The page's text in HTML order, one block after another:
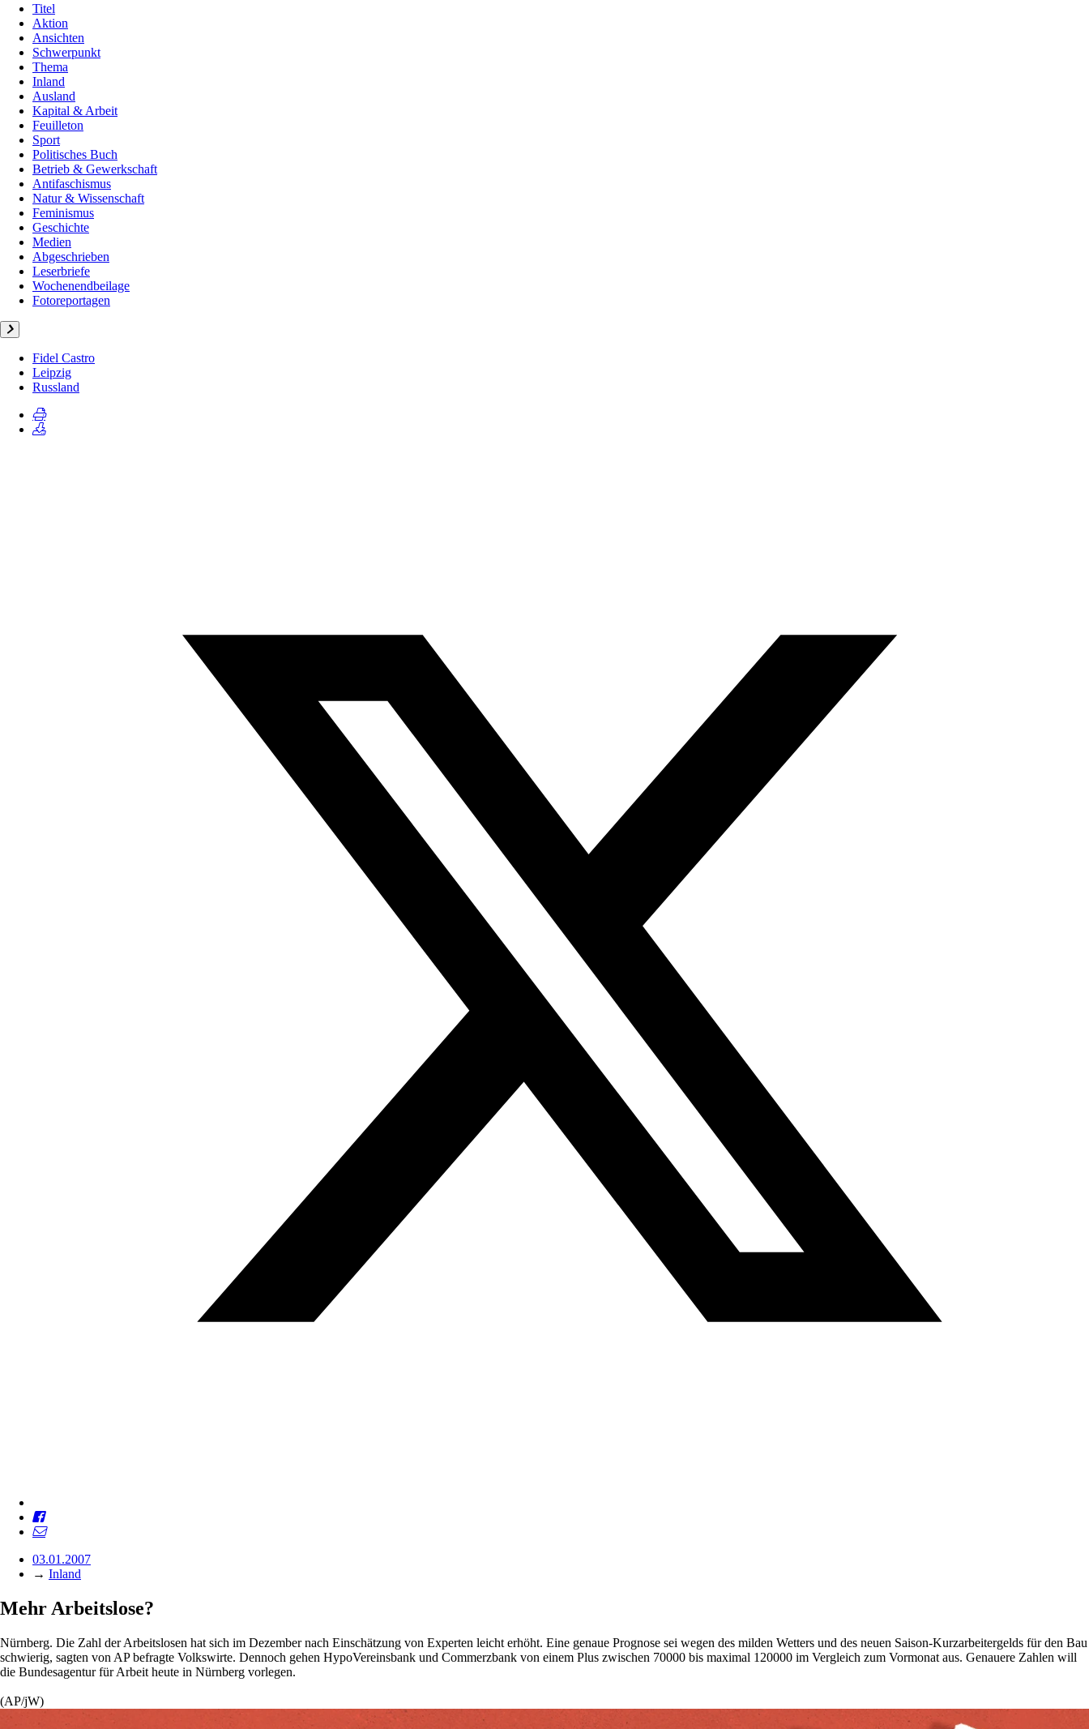
Titel
Aktion
Ansichten
Schwerpunkt
Thema
Inland
Ausland
Kapital & Arbeit
Feuilleton
Sport
Politisches Buch
Betrieb & Gewerkschaft
Antifaschismus
Natur & Wissenschaft
Feminismus
Geschichte
Medien
Abgeschrieben
Leserbriefe
Wochenendbeilage
Fotoreportagen
Fidel Castro
Leipzig
Russland
03.01.2007
→ Inland
Mehr Arbeitslose?
Nürnberg. Die Zahl der Arbeitslosen hat sich im Dezember nach Einschätzung von Experten leicht erhöht. Eine genaue Prognose sei wegen des milden Wetters und des neuen Saison-Kurzarbeitergelds für den Bau
schwierig, sagten von AP befragte Volkswirte. Dennoch gehen HypoVereinsbank und Commerzbank von einem Plus zwischen 70000 bis maximal 120000 im Vergleich zum Vormonat aus. Genauere Zahlen will
die Bundesagentur für Arbeit heute in Nürnberg vorlegen.
(AP/jW)